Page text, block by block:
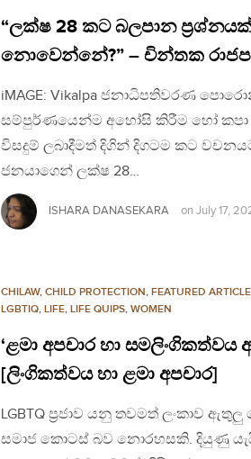
“ලක්ෂ 28 කට බලපාන
නොවෙන්නේ?” – චින්තක
iMAGE: Vikalpa ජනාධිපතිවරණ
සම්පුර්ණයෙන්ම අහෝසි කිරීම හෝ කපා
විසදුම් ලබාදීමත් දිගින් දිගටම කට
ජනයාගෙන් ලක්ෂ 28…
ISHARA DANASEKARA on July 17,
CHILAW, CHILD PROTECTION, FEATURED
LGBTIQ, LIFE, LIFE QUIPS, WOMEN
‘ළමා අපචාර හා
[ලිංගිකත්වය හා ළමා අපචාර]
LGBTQ ප්‍රජාව යනු තවමත් ලංකාව
සමාජ කොටස් බව නොරහසකි. දියුණු